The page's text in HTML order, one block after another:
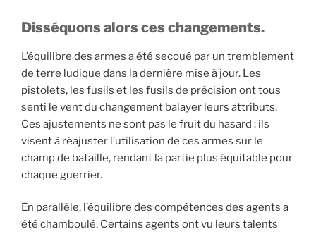
Disséquons alors ces changements.
L’équilibre des armes a été secoué par un tremblement
de terre ludique dans la dernière mise à jour. Les
pistolets, les fusils et les fusils de précision ont tous
senti le vent du changement balayer leurs attributs.
Ces ajustements ne sont pas le fruit du hasard : ils
visent à réajuster l’utilisation de ces armes sur le
champ de bataille, rendant la partie plus équitable pour
chaque guerrier.
En parallèle, l’équilibre des compétences des agents a
été chamboulé. Certains agents ont vu leurs talents